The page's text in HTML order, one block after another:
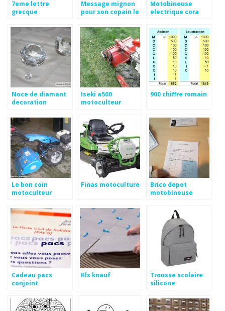
7eme lettre
grecque
Message mignon
pour son copain le
Motobineuse
electrique cora
Noce de diamant
decoration
Iseki a500
motoculteur
900 chiffre romain
Le bon coin
motoculteur
Finas motoculture
Brico depot
motobineuse
Cadeau pacs
conjoint
Kls knauf
Trousse scolaire
silicone